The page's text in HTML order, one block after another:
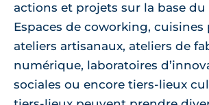
actions et projets sur la base du
Espaces de coworking, cuisines
ateliers artisanaux, ateliers de
numérique, laboratoires
sociales ou encore tiers-lieux